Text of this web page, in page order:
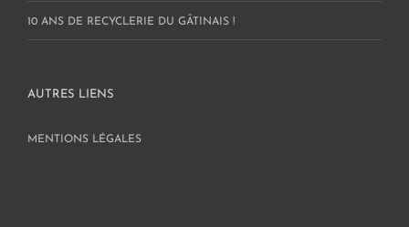
10 ANS DE RECYCLERIE DU GÂTINAIS !
AUTRES LIENS
MENTIONS LÉGALES